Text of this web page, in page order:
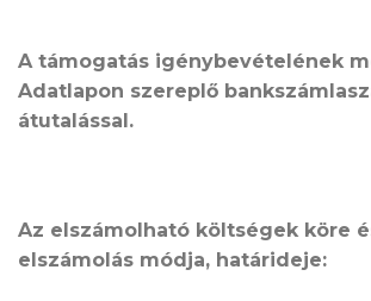
A támogatás igénybevételének
Adatlapon szereplő
átutalással.
Az elszámolható költségek köre
elszámolás módja, határideje: